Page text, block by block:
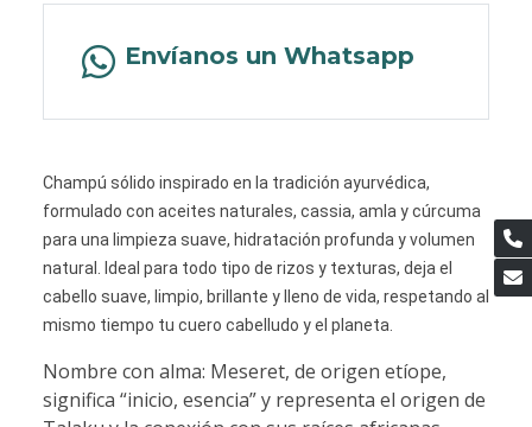
Envíanos un Whatsapp
Champú sólido inspirado en la tradición ayurvédica,
formulado con aceites naturales, cassia, amla y cúrcuma
para una limpieza suave, hidratación profunda y volumen
natural. Ideal para todo tipo de rizos y texturas, deja el
cabello suave, limpio, brillante y lleno de vida, respetando al
mismo tiempo tu cuero cabelludo y el planeta.
Nombre con alma: Meseret, de origen etíope,
significa “inicio, esencia” y representa el origen de